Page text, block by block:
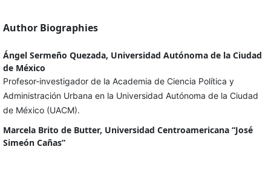
Author Biographies
Ángel Sermeño Quezada, Universidad Autónoma de la Ciudad
de México
Profesor-investigador de la Academia de Ciencia Política y
Administración Urbana en la Universidad Autónoma de la Ciudad
de México (UACM).
Marcela Brito de Butter, Universidad Centroamericana “José
Simeón Cañas”